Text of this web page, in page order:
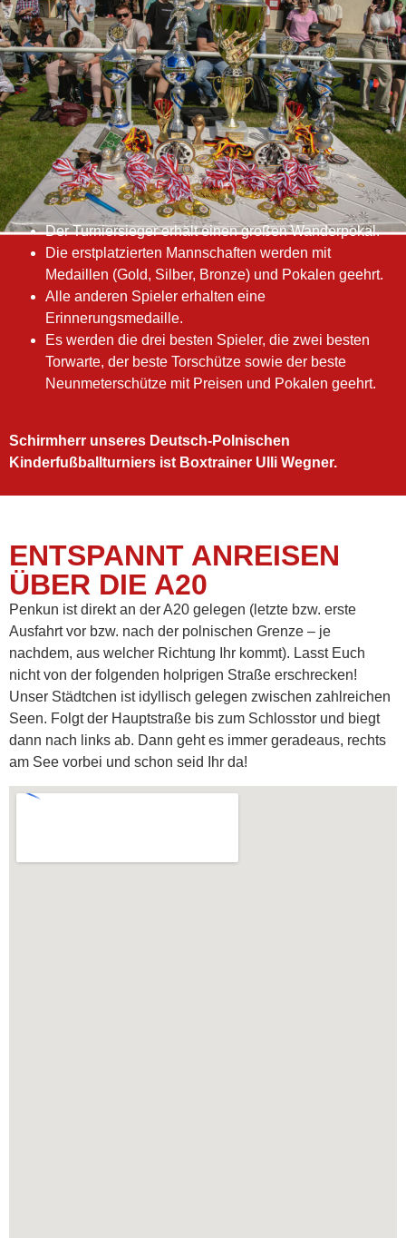
Der Turniersieger erhält einen großen Wanderpokal.
Die erstplatzierten Mannschaften werden mit
Medaillen (Gold, Silber, Bronze) und Pokalen geehrt.
Alle anderen Spieler erhalten eine
Erinnerungsmedaille.
Es werden die drei besten Spieler, die zwei besten
Torwarte, der beste Torschütze sowie der beste
Neunmeterschütze mit Preisen und Pokalen geehrt.
Schirmherr unseres Deutsch-Polnischen
Kinderfußballturniers ist Boxtrainer Ulli Wegner.
ENTSPANNT ANREISEN
ÜBER DIE A20
Penkun ist direkt an der A20 gelegen (letzte bzw. erste
Ausfahrt vor bzw. nach der polnischen Grenze – je
nachdem, aus welcher Richtung Ihr kommt). Lasst Euch
nicht von der folgenden holprigen Straße erschrecken!
Unser Städtchen ist idyllisch gelegen zwischen zahlreichen
Seen. Folgt der Hauptstraße bis zum Schlosstor und biegt
dann nach links ab. Dann geht es immer geradeaus, rechts
am See vorbei und schon seid Ihr da!